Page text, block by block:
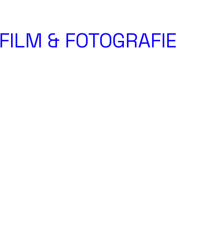
FILM & FOTOGRAFIE